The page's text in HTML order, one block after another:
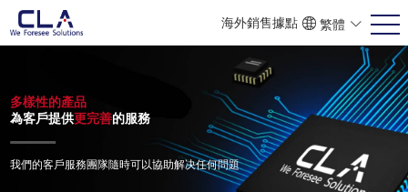
海外銷售據點 繁體
简体
ENG
POR
多樣性的產品
為客戶提供更完善的服務
我們的客戶服務團隊隨時可以協助解决任何問題